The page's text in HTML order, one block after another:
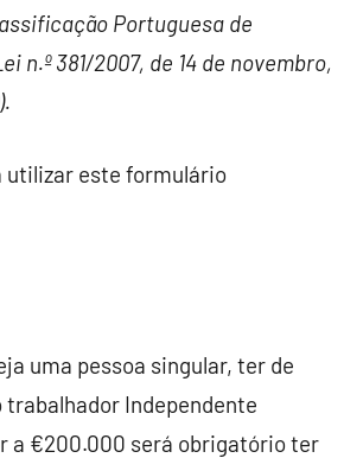
Portuguesa de
381/2007, de 14 de novembro,
utilizar este formulário
uma pessoa singular, ter de
Independente
a €200.000 será obrigatório ter